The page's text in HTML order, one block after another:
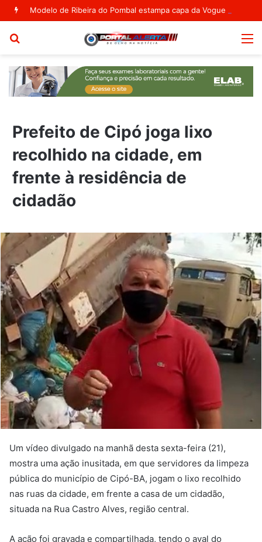
Prefeito de Cipó joga lixo
recolhido na cidade, em
frente à residência de
cidadão
Um vídeo divulgado na manhã desta sexta-feira (21),
mostra uma ação inusitada, em que servidores da limpeza
pública do município de Cipó-BA, jogam o lixo recolhido
nas ruas da cidade, em frente a casa de um cidadão,
situada na Rua Castro Alves, região central.
A ação foi gravada e compartilhada, tendo o aval do